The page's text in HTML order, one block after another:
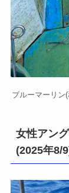
ブルーマーリ
女性アン
(2025年8/